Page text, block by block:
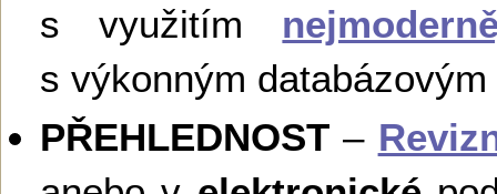
s využitím
s výkonným
PŘEHLEDNOST –